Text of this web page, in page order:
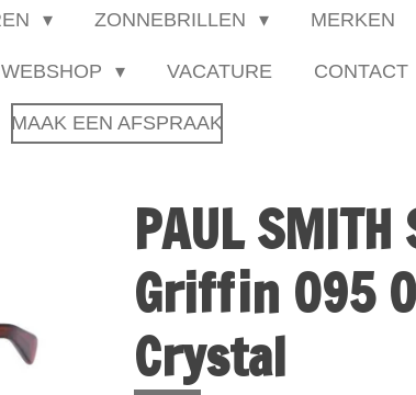
ZONNEBRILLEN MERKEN
WEBSHOP VACATURE CONTACT
MAAK EEN AFSPRAAK
PAUL
Griffin 095
Crystal